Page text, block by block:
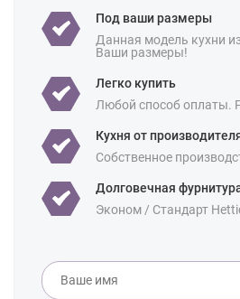
Ценовая
категория:
Бюджетные
Площадь: 8 кв м 9 кв м
Под ваши размеры
Данная модель кухни
Ваши размеры!
Легко купить
Любой способ оплаты.
Кухня от
Собственное
Долговечная
Эконом / Стандарт